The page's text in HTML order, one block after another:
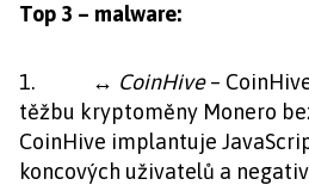
Top 3 – malware:
1. ↔ CoinHive–
těžbu kryptoměny Monero
CoinHive implantuje
koncových uživatelů a